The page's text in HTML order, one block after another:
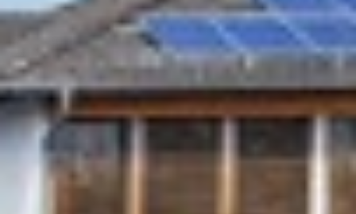
Kontakt
Impressum
Datenschutzerklärung